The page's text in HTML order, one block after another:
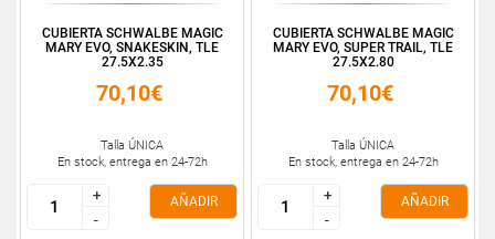
CUBIERTA SCHWALBE MAGIC
MARY EVO, SNAKESKIN, TLE
27.5X2.35
70,10€
Talla ÚNICA
En stock, entrega en 24-72h
+
-
+
-
AÑADIR
CUBIERTA SCHWALBE MAGIC
MARY EVO, SUPER TRAIL, TLE
27.5X2.80
70,10€
Talla ÚNICA
En stock, entrega en 24-72h
+
-
+
-
AÑADIR